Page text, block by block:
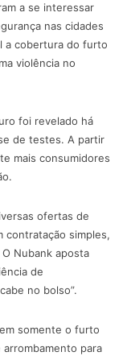
a se interessar
nas cidades
a cobertura do furto
violência no
foi revelado há
de testes. A partir
mais consumidores
ofertas de
contratação simples,
Nubank aposta
de
no bolso”.
somente o furto
para